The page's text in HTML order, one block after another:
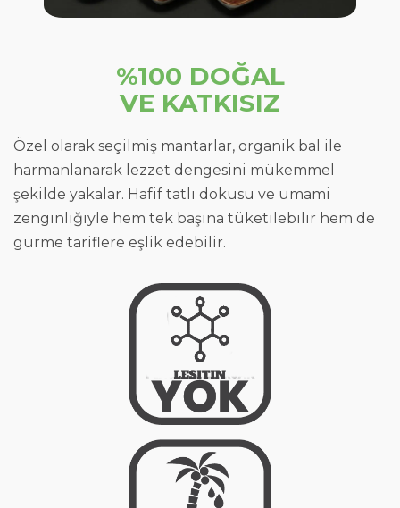
%100 DOĞAL
VE KATKISIZ
Özel olarak seçilmiş mantarlar, organik bal ile
harmanlanarak lezzet dengesini mükemmel
şekilde yakalar. Hafif tatlı dokusu ve umami
zenginliğiyle hem tek başına tüketilebilir hem de
gurme tariflere eşlik edebilir.